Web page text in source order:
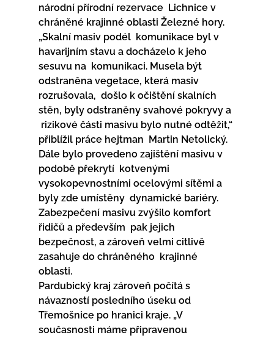
národní přírodní rezervace  Lichnice v
chráněné krajinné oblasti Železné hory.
„Skalní masiv podél  komunikace byl v
havarijním stavu a docházelo k jeho
sesuvu na  komunikaci. Musela být
odstraněna vegetace, která masiv
rozrušovala,  došlo k očištění skalních
stěn, byly odstraněny svahové pokryvy a
rizikové části masivu bylo nutné odtěžit,“
přiblížil práce hejtman  Martin Netolický.
Dále bylo provedeno zajištění masivu v
podobě překrytí  kotvenými
vysokopevnostními ocelovými sítěmi a
byly zde umístěny  dynamické bariéry.
Zabezpečení masivu zvýšilo komfort
řidičů a především  pak jejich
bezpečnost, a zároveň velmi citlivě
zasahuje do chráněného  krajinné
oblasti.
Pardubický kraj zároveň počítá s
návazností posledního úseku od
Třemošnice po hranici kraje. „V
současnosti máme připravenou